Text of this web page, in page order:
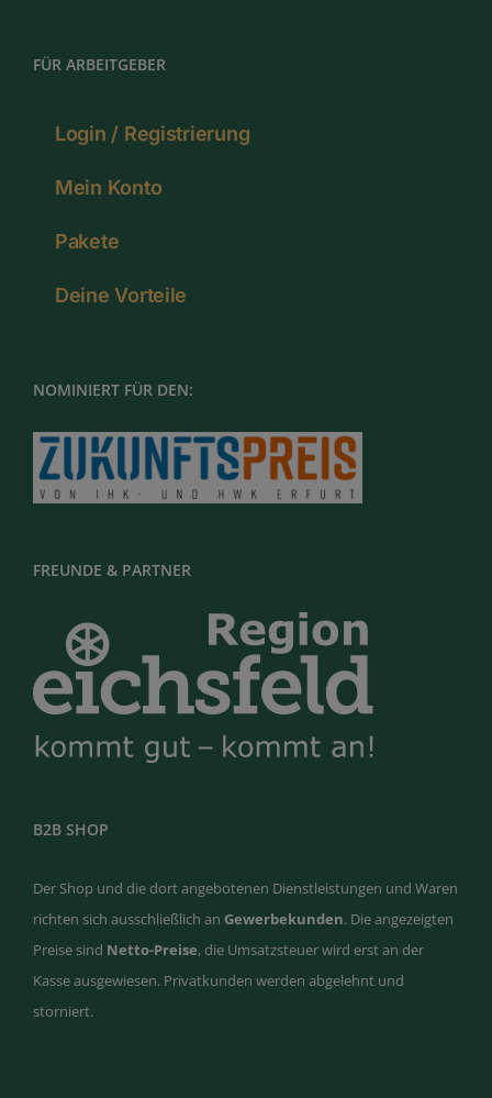
FÜR ARBEITGEBER
Login / Registrierung
Mein Konto
Pakete
Deine Vorteile
NOMINIERT FÜR DEN:
FREUNDE & PARTNER
B2B SHOP
Der Shop und die dort angebotenen Dienstleistungen und Waren
richten sich ausschließlich an Gewerbekunden. Die angezeigten
Preise sind Netto-Preise, die Umsatzsteuer wird erst an der
Kasse ausgewiesen. Privatkunden werden abgelehnt und
storniert.